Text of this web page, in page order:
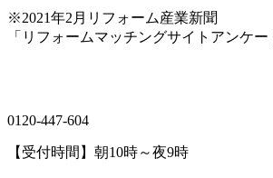
※2021年2月リフォーム産業新聞
「リフォームマッチングサイトアンケー
0120-447-604
【受付時間】朝10時～夜9時